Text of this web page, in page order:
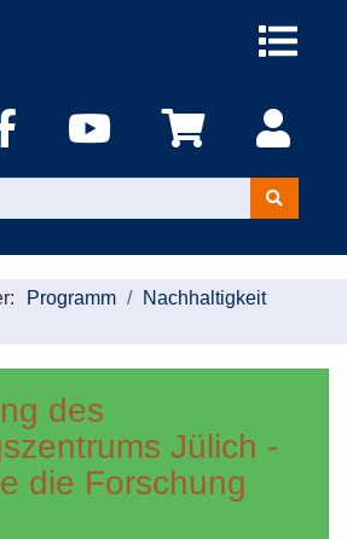
Menü
Kurse
suchen
Programm
Nachhaltigkeit
des
Jülich -
die Forschung